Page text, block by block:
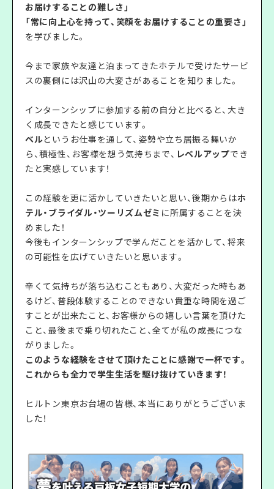
お届けすることの難しさ」
「常に向上心を持って、笑顔をお届けすることの重要さ」
を学びました。
今まで家族や友達と泊まってきたホテルで受けたサービ
スの裏側には沢山の大変さがあることを知りました。
インターンシップに参加する前の自分と比べると、大き
く成長できたと感じています。
ベルというお仕事を通して、姿勢や立ち居振る舞いか
ら、積極性、お客様を想う気持ちまで、 レベルアップでき
たと実感しています！
この経験を更に活かしていきたいと思い、後期からはホ
テル・ブライダル・ツーリズムゼミ に所属することを決
めました！
今後もインターンシップで学んだことを活かして、将来
の可能性を広げていきたいと思います。
辛くて気持ちが落ち込むこともあり、大変だった時もあ
るけど、普段体験することのできない貴重な時間を過ご
すことが出来たこと、お客様からの嬉しい言葉を頂けた
こと、最後まで乗り切れたこと、全てが私の成長につな
がりました。
このような経験をさせて頂けたことに感謝で一杯です。
これからも全力で学生生活を駆け抜けていきます！
ヒルトン東京お台場の皆様、本当にありがとうございま
した！